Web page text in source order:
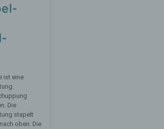
ist eine
Die
stapelt
oben. Die